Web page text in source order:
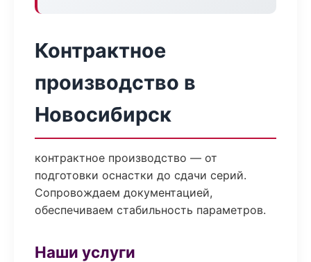
Контрактное
производство в
Новосибирск
контрактное производство — от
подготовки оснастки до сдачи серий.
Сопровождаем документацией,
обеспечиваем стабильность параметров.
Наши услуги